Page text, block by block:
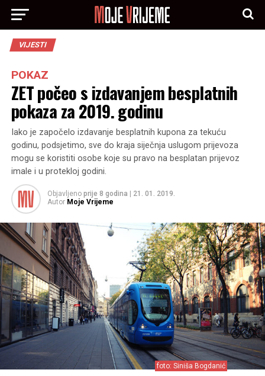
VIJESTI
POKAZ
ZET počeo s izdavanjem besplatnih
pokaza za 2019. godinu
Iako je započelo izdavanje besplatnih kupona za tekuću
godinu, podsjetimo, sve do kraja siječnja uslugom prijevoza
mogu se koristiti osobe koje su pravo na besplatan prijevoz
imale i u protekloj godini.
Objavljeno prije 8 godina
21. 01. 2019.
Autor Moje Vrijeme
foto: Siniša Bogdanić